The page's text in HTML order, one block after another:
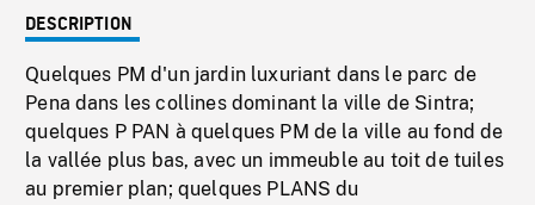
DESCRIPTION
Quelques PM d'un jardin luxuriant dans le parc de
Pena dans les collines dominant la ville de Sintra;
quelques P PAN à quelques PM de la ville au fond de
la vallée plus bas, avec un immeuble au toit de tuiles
au premier plan; quelques PLANS du